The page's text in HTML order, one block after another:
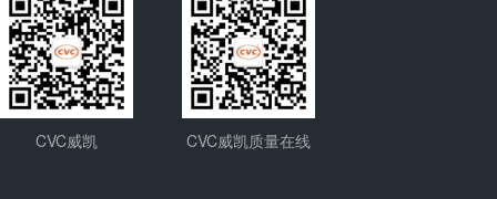
CVC威凯 CVC威凯质量在线